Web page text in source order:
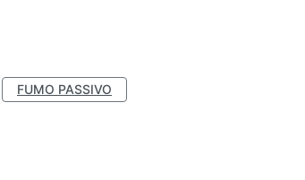
FUMO PASSIVO